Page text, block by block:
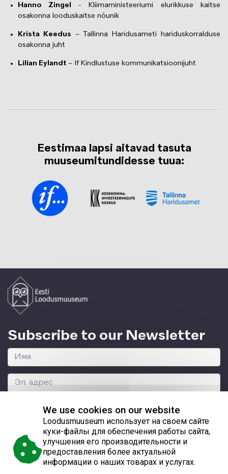
Hanno Zingel - Kliimaministeeriumi elurikkuse kaitse
osakonna looduskaitse nõunik
Krista Keedus – Tallinna Haridusameti hariduskorralduse
osakonna juht
Lilian Eylandt – If Kindlustuse kommunikatsioonijuht
Eestimaa lapsi aitavad tasuta
muuseumitundidesse tuua:
Subscribe to our Newsletter
© 2026 Eesti Loodusmuuseum
We use cookies on our website
Loodusmuuseum использует на своем сайте
куки-файлы для обеспечения работы сайта,
улучшения его производительности и
предоставления более актуальной
информации о наших товарах и услугах.